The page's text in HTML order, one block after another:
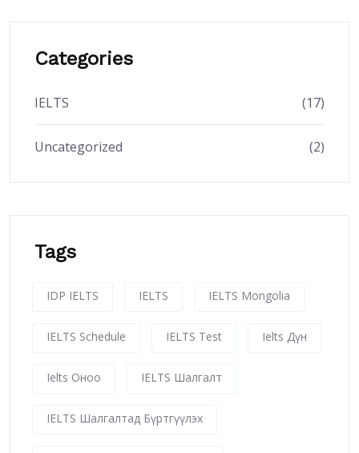
Categories
IELTS (17)
Uncategorized (2)
Tags
IDP IELTS IELTS IELTS Mongolia
IELTS Schedule IELTS Test Ielts Дүн
Ielts Оноо IELTS Шалгалт
IELTS Шалгалтад Бүртгүүлэх